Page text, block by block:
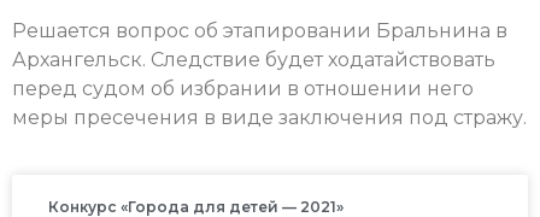
Решается вопрос об этапировании Бральнина в
Архангельск. Следствие будет ходатайствовать
перед судом об избрании в отношении него
меры пресечения в виде заключения под стражу.
Конкурс «Города для детей — 2021»